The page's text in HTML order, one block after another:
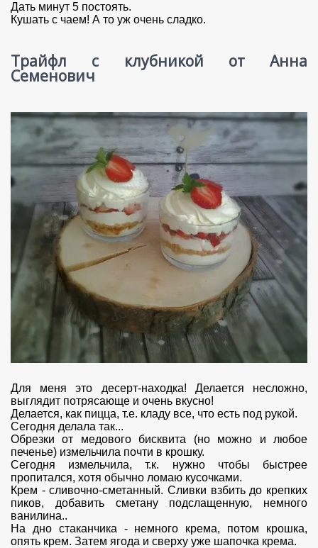
Дать минут 5 постоять.
Кушать с чаем! А то уж очень сладко.
Трайфл с клубникой от Анна
Семенович
Для меня это десерт-находка! Делается несложно,
выглядит потрясающе и очень вкусно!
Делается, как пицца, т.е. кладу все, что есть под рукой.
Сегодня делала так...
Обрезки от медового бисквита (но можно и любое
печенье) измельчила почти в крошку.
Сегодня измельчила, т.к. нужно чтобы быстрее
пропитался, хотя обычно ломаю кусочками.
Крем - сливочно-сметанный. Сливки взбить до крепких
пиков, добавить сметану подслащенную, немного
ванилина..
На дно стаканчика - немного крема, потом крошка,
опять крем. Затем ягода и сверху уже шапочка крема.